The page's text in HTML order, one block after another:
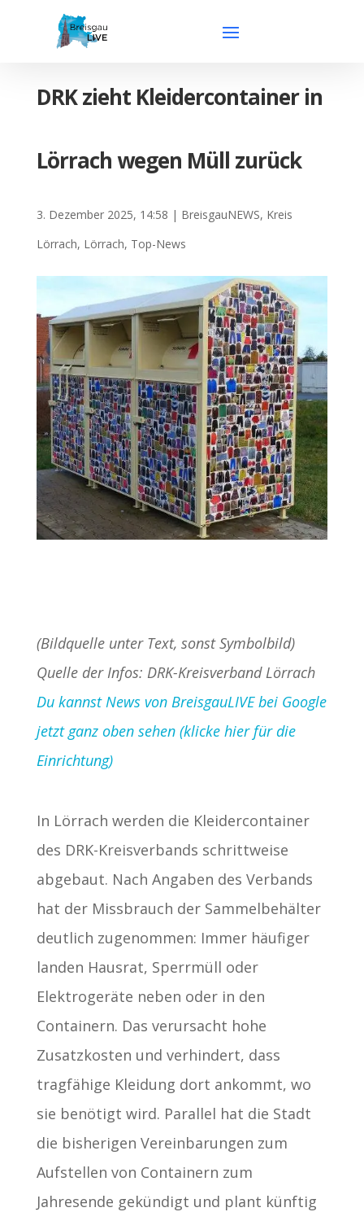
DRK zieht Kleidercontainer in
Lörrach wegen Müll zurück
3. Dezember 2025, 14:58 | BreisgauNEWS, Kreis
Lörrach, Lörrach, Top-News
(Bildquelle unter Text, sonst Symbolbild)
Quelle der Infos: DRK-Kreisverband Lörrach
Du kannst News von BreisgauLIVE bei Google
jetzt ganz oben sehen (klicke hier für die
Einrichtung)
In Lörrach werden die Kleidercontainer
des DRK-Kreisverbands schrittweise
abgebaut. Nach Angaben des Verbands
hat der Missbrauch der Sammelbehälter
deutlich zugenommen: Immer häufiger
landen Hausrat, Sperrmüll oder
Elektrogeräte neben oder in den
Containern. Das verursacht hohe
Zusatzkosten und verhindert, dass
tragfähige Kleidung dort ankommt, wo
sie benötigt wird. Parallel hat die Stadt
die bisherigen Vereinbarungen zum
Aufstellen von Containern zum
Jahresende gekündigt und plant künftig